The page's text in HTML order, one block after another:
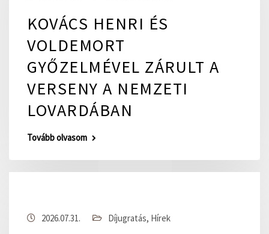
KOVÁCS HENRI ÉS
VOLDEMORT
GYŐZELMÉVEL ZÁRULT A
VERSENY A NEMZETI
LOVARDÁBAN
Tovább olvasom
2026.07.31. Díjugratás, Hírek